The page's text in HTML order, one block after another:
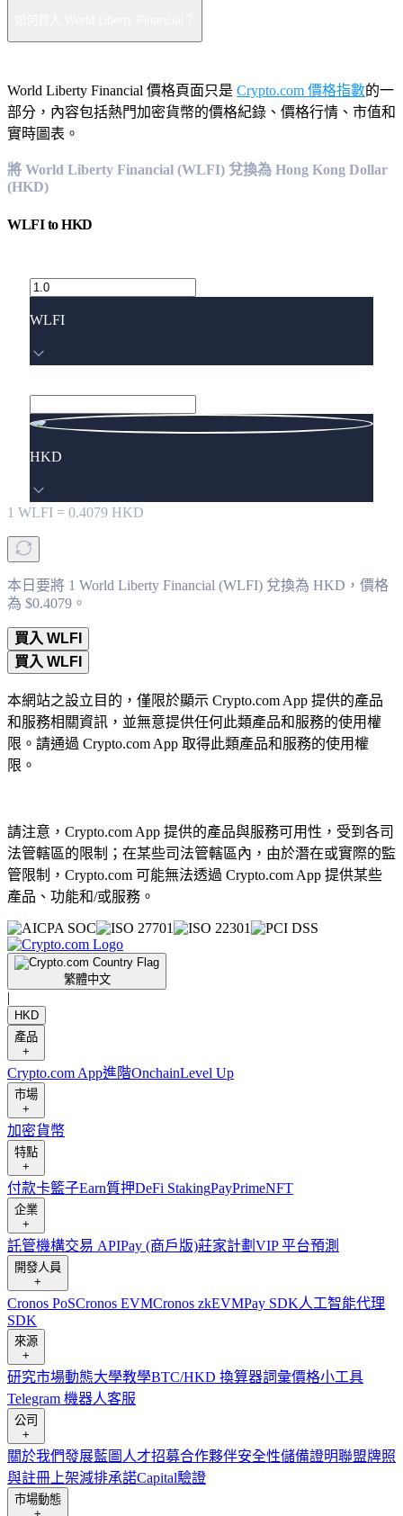
World Liberty Financial 價格頁面只是 Crypto.com 價格指數的一
部分，內容包括熱門加密貨幣的價格紀錄、價格行情、市值和
實時圖表。
將 World Liberty Financial (WLFI) 兌換為 Hong Kong Dollar
(HKD)
WLFItoHKD
WLFI
HKD
1 WLFI = 0.4079 HKD
本日要將 1 World Liberty Financial (WLFI) 兌換為 HKD，價格
為 $0.4079。
買入 WLFI
買入 WLFI
本網站之設立目的，僅限於顯示 Crypto.com App 提供的產品
和服務相關資訊，並無意提供任何此類產品和服務的使用權
限。請通過 Crypto.com App 取得此類產品和服務的使用權
限。
請注意，Crypto.com App 提供的產品與服務可用性，受到各司
法管轄區的限制；在某些司法管轄區內，由於潛在或實際的監
管限制，Crypto.com 可能無法透過 Crypto.com App 提供某些
產品、功能和/或服務。
繁體中文
|
HKD
產品
+
Crypto.com App進階OnchainLevel Up
市場
+
加密貨幣
特點
+
付款卡籃子Earn質押DeFi StakingPayPrimeNFT
企業
+
託管機構交易 APIPay (商戶版)莊家計劃 VIP 平台預測
開發人員
+
Cronos PoSCronos EVMCronos zkEVMPay SDK人工智能代理
SDK
來源
+
研究市場動態大學教學BTC/HKD 換算器詞彙價格小工具
Telegram 機器人客服
公司
+
關於我們發展藍圖 人才招募合作夥伴安全性儲備證明聯盟牌照
與註冊 上架減排承諾Capital驗證
市場動態